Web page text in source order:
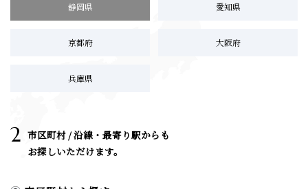
静岡県 愛知県
京都府 大阪府
兵庫県
2 市区町村 / 沿線・最寄り駅からも
お探しいただけます。